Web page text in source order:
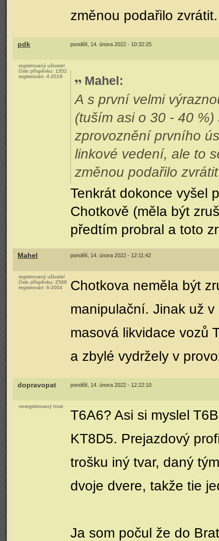
změnou podařilo zvrátit.
pdk pondělí, 14. února 2022 - 10:32:25
registrovaný uživatel
číslo příspěvku: 1352
registrován: 4-2019 Mahel:
A s první velmi
(tuším asi o 30 - 40
zprovoznění prvního
linkové vedení, ale to
změnou podařilo
Tenkrát dokonce vyšel
Chotkově (měla být
předtím probral a toto
Mahel pondělí, 14. února 2022 - 12:11:42
registrovaný uživatel
číslo příspěvku: 2568
registrován: 6-2004
Chotkova neměla být
manipulační. Jinak už
masová likvidace vozů
a zbylé vydržely v
dopravopat pondělí, 14. února 2022 - 12:22:10
neregistrovaný host
T6A6? Asi si myslel
KT8D5. Prejazdový
trošku iný tvar, daný
dvoje dvere, takže tie
Ja som počul že do